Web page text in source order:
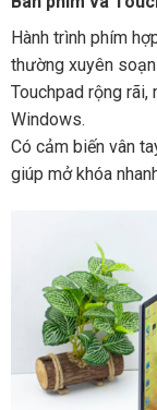
Hành trình phím
thường xuyên
Touchpad rộng
Windows.
Có cảm biến vân
giúp mở khóa